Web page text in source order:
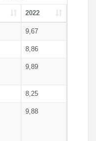
2022
9,67
8,86
9,89
8,25
9,88